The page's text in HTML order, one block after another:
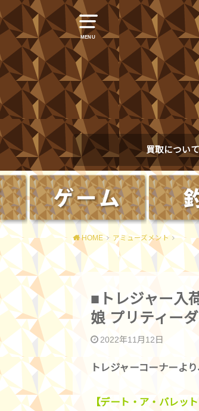
MENU
買取について
HOME アミューズメント
■トレジャー入
娘 プリティー
2022年11月12日
トレジャーコーナーよ
【デート・ア・バレ